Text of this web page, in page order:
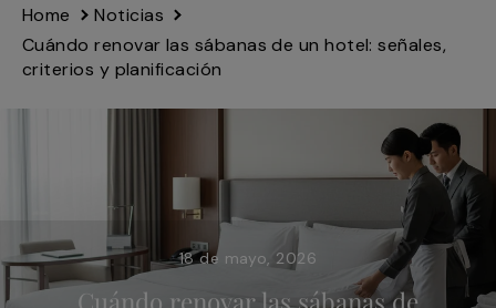
Home
Noticias
Cuándo renovar las sábanas de un hotel: señales,
criterios y planificación
18 de mayo, 2026